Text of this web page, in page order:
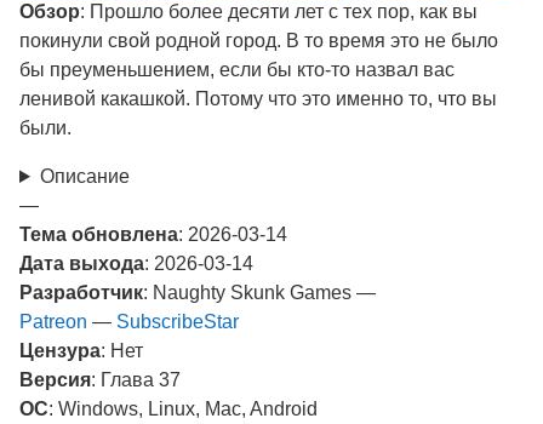
Обзор: Прошло более десяти лет с тех пор, как вы
покинули свой родной город. В то время это не было
бы преуменьшением, если бы кто-то назвал вас
ленивой какашкой. Потому что это именно то, что вы
были.
Описание
—
Тема обновлена: 2026-03-14
Дата выхода: 2026-03-14
Разработчик: Naughty Skunk Games —
Patreon — SubscribeStar
Цензура: Нет
Версия: Глава 37
ОС: Windows, Linux, Mac, Android